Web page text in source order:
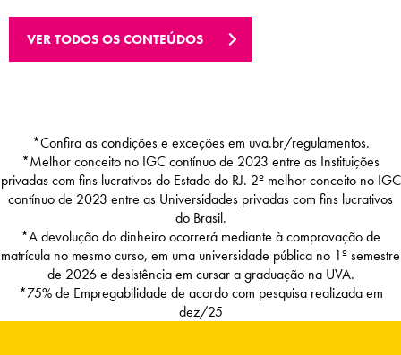
VER TODOS OS CONTEÚDOS
*Confira as condições e exceções em uva.br/regulamentos.
*Melhor conceito no IGC contínuo de 2023 entre as Instituições
privadas com fins lucrativos do Estado do RJ. 2º melhor conceito no IGC
contínuo de 2023 entre as Universidades privadas com fins lucrativos
do Brasil.
*A devolução do dinheiro ocorrerá mediante à comprovação de
matrícula no mesmo curso, em uma universidade pública no 1º semestre
de 2026 e desistência em cursar a graduação na UVA.
*75% de Empregabilidade de acordo com pesquisa realizada em
dez/25